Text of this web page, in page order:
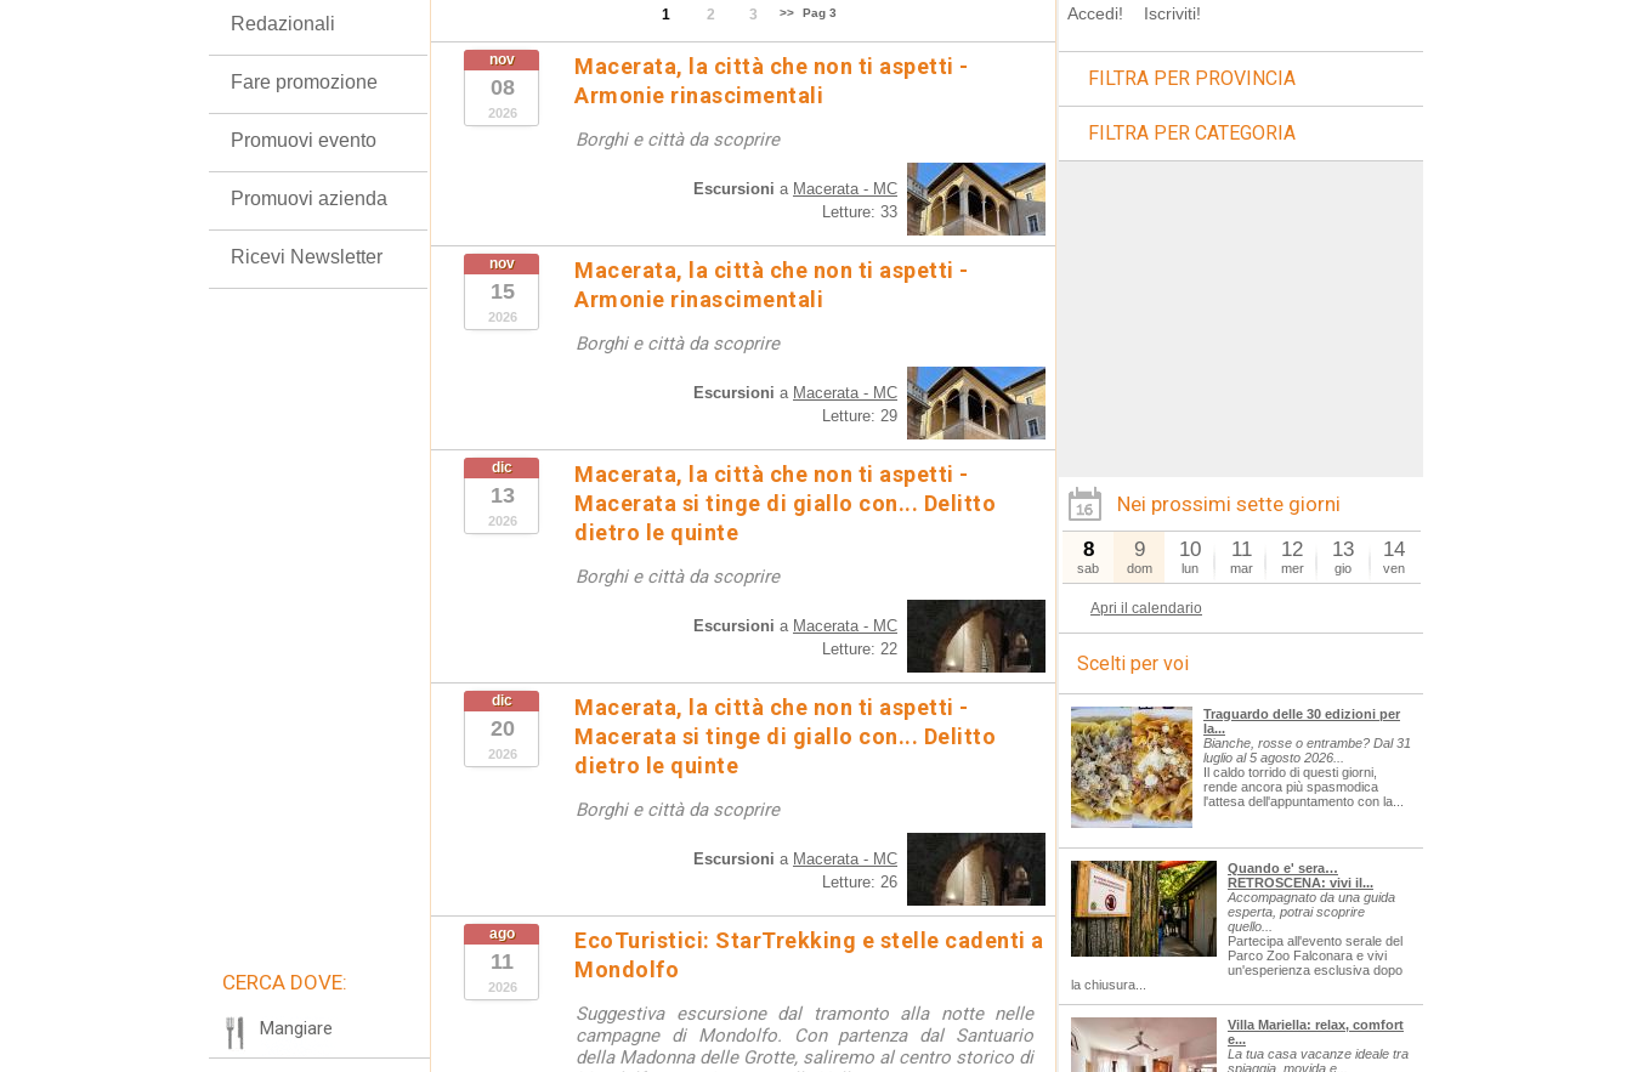
1 2 3 >> Pag 3
nov
08
2026
Macerata, la città che non ti aspetti -
Armonie rinascimentali
Borghi e città da scoprire
Escursioni a Macerata - MC
Letture: 33
nov
15
2026
Macerata, la città che non ti aspetti -
Armonie rinascimentali
Borghi e città da scoprire
Escursioni a Macerata - MC
Letture: 29
dic
13
2026
Macerata, la città che non ti aspetti -
Macerata si tinge di giallo con... Delitto
dietro le quinte
Borghi e città da scoprire
Escursioni a Macerata - MC
Letture: 22
dic
20
2026
Macerata, la città che non ti aspetti -
Macerata si tinge di giallo con... Delitto
dietro le quinte
Borghi e città da scoprire
Escursioni a Macerata - MC
Letture: 26
ago
11
2026
EcoTuristici: StarTrekking e stelle cadenti a
Mondolfo
Suggestiva escursione dal tramonto alla notte nelle
campagne di Mondolfo. Con partenza dal Santuario
della Madonna delle Grotte, saliremo al centro storico di
Redazionali
Fare promozione
Promuovi evento
Promuovi azienda
Ricevi Newsletter
CERCA DOVE:
Mangiare
Accedi! Iscriviti!
FILTRA PER PROVINCIA
FILTRA PER CATEGORIA
Nei prossimi sette giorni
8
sab
9
dom
10
lun
11
mar
12
mer
13
gio
14
ven
Apri il calendario
Scelti per voi
Traguardo delle 30 edizioni per
la...
Bianche, rosse o entrambe? Dal 31
luglio al 5 agosto 2026...
Il caldo torrido di questi giorni,
rende ancora più spasmodica
l'attesa dell'appuntamento con la...
Quando e' sera…
RETROSCENA: vivi il...
Accompagnato da una guida
esperta, potrai scoprire
quello...
Partecipa all'evento serale del
Parco Zoo Falconara e vivi
un'esperienza esclusiva dopo
la chiusura...
Villa Mariella: relax, comfort
e...
La tua casa vacanze ideale tra
spiaggia, movida e...